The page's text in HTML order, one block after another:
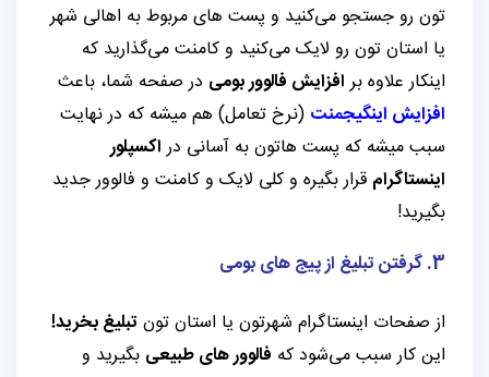
تون رو جستجو می‌کنید و پست های مربوط به اهالی شهر
یا استان تون رو لایک می‌کنید و کامنت می‌گذارید که
اینکار علاوه برافزایش فالوور بومی در صفحه شما، باعث
افزایش اینگیجمنت (نرخ تعامل) هم میشه که در نهایت
سبب میشه که پست هاتون به آسانی دراکسپلور
اینستاگرام قرار بگیره و کلی لایک و کامنت و فالوور جدید
بگیرید!
3. گرفتن تبلیغ از پیج های بومی
از صفحات اینستاگرام شهرتون یا استان تون تبلیغ بخرید!
این کار سبب می‌شود که فالوور های طبیعی بگیرید و